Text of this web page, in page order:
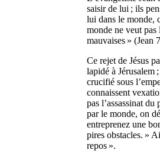
saisir de lui ; ils
lui dans le monde,
monde ne veut
mauvaises » (Jean
Ce rejet de Jésus
lapidé à Jérusalem
crucifié sous
connaissent
pas l’assassinat
par le monde, on
entreprenez une
pires obstacles. »
repos ».